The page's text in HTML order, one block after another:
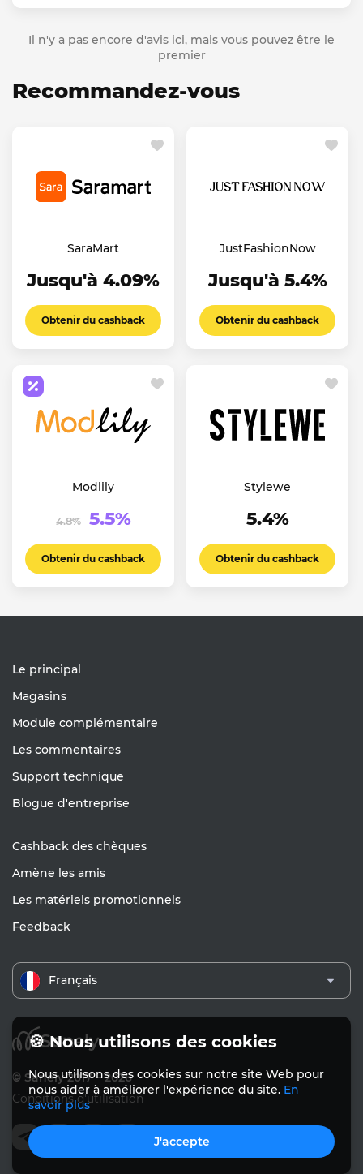
Il n'y a pas encore d'avis ici, mais vous pouvez être le
premier
Recommandez-vous
SaraMart
Jusqu'à 4.09%
Obtenir du cashback
JustFashionNow
Jusqu'à 5.4%
Obtenir du cashback
Modlily
4.8% 5.5%
Obtenir du cashback
Stylewe
5.4%
Obtenir du cashback
Le principal
Magasins
Module complémentaire
Les commentaires
Support technique
Blogue d'entreprise
Cashback des chèques
Amène les amis
Les matériels promotionnels
Feedback
Français
© Sanely 2017 – 2026
Conditions d'utilisation
🍪 Nous utilisons des cookies
Nous utilisons des cookies sur notre site Web pour
nous aider à améliorer l'expérience du site. En
savoir plus
J'accepte